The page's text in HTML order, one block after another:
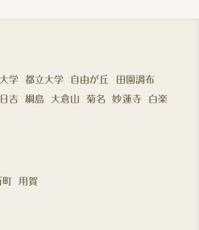
学 都立大学 自由が丘
田園調布
日吉 綱島 大倉山 菊名 妙蓮寺
白楽
町 用賀